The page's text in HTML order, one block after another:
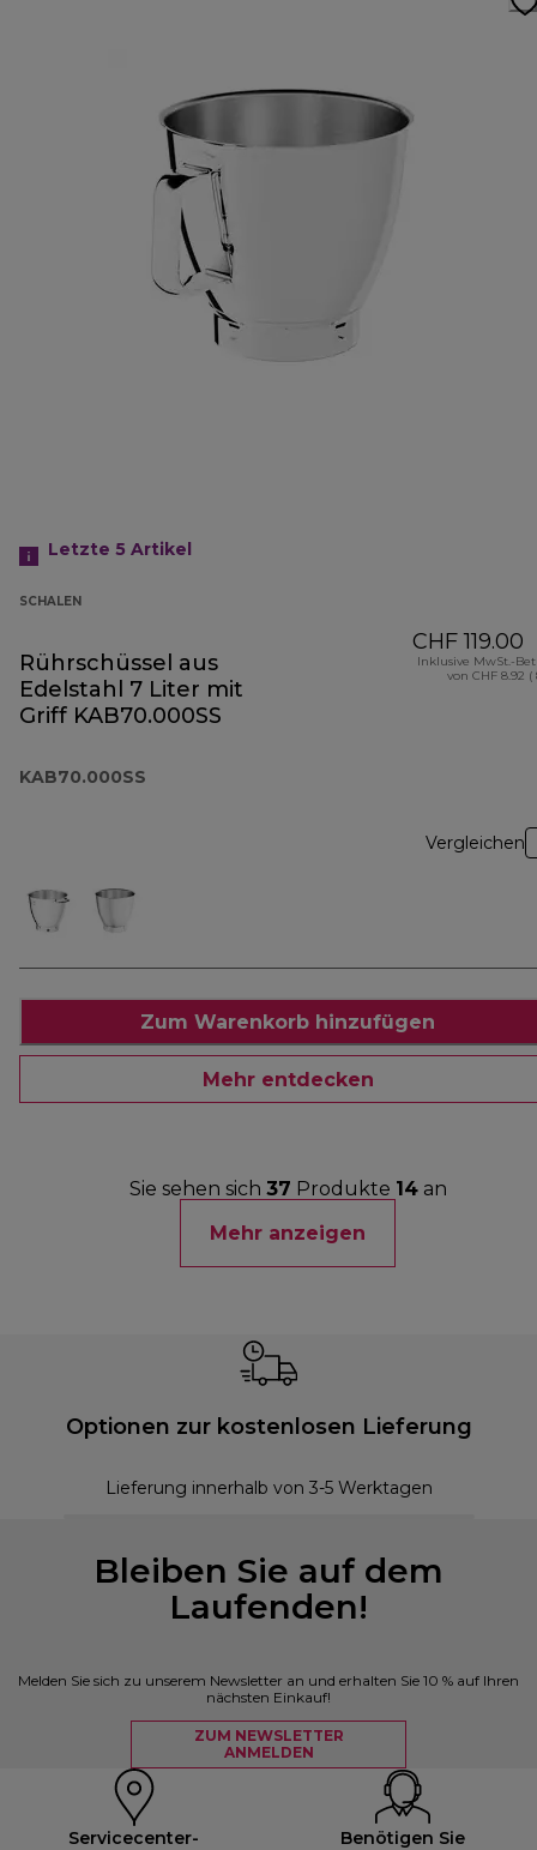
Letzte 5 Artikel
SCHALEN
Rührschüssel aus
Edelstahl 7 Liter mit
Griff KAB70.000SS
KAB70.000SS
CHF 119.00
Inklusive MwSt.-
von CHF 8.92 (
Vergleichen
Zum Warenkorb hinzufügen
Mehr entdecken
Sie sehen sich 37 Produkte 14an
Mehr anzeigen
Optionen zur kostenlosen Lieferung
Lieferung innerhalb von 3-5 Werktagen
Bleiben Sie auf dem
Laufenden!
Melden Sie sich zu unserem Newsletter an und erhalten Sie 10 % auf Ihren
nächsten Einkauf!
ZUM NEWSLETTER
ANMELDEN
Servicecenter- Benötigen Sie